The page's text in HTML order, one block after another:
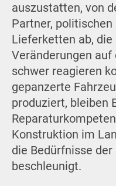
auszustatten, von
Partner,
Lieferketten ab,
Veränderungen
schwer reagieren
gepanzerte
produziert, bleiben
Konstruktion im
die Bedürfnisse
beschleunigt.